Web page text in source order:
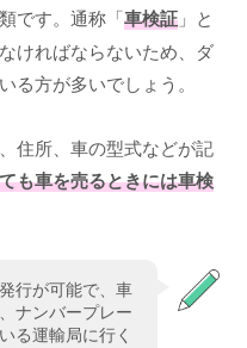
です。通称「車検証 」と
ければならないため、ダ
る方が多いでしょう。
住所、車の型式などが記
も車を売るときには車検
行が可能で、車
ナンバープレー
る運輸局に行く